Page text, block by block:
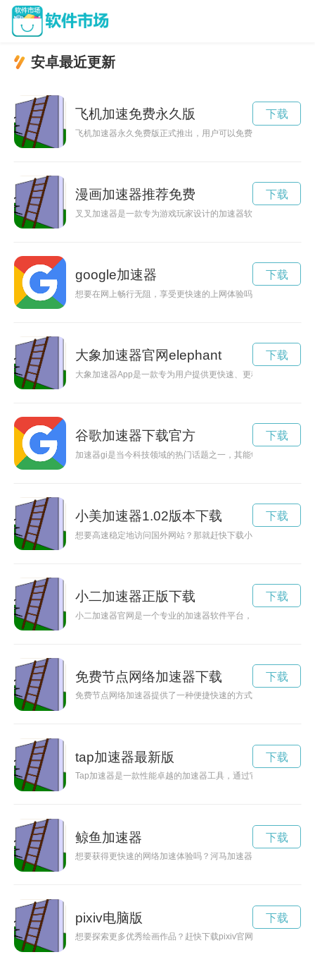
安卓最近更新
飞机加速免费永久版
飞机加速器永久免费版正式推出，用户可以免费享受飞行加速的
下载
漫画加速器推荐免费
叉叉加速器是一款专为游戏玩家设计的加速器软件，能够提供
下载
google加速器
想要在网上畅行无阻，享受更快速的上网体验吗？现在有一个
下载
大象加速器官网elephant
大象加速器App是一款专为用户提供更快速、更稳定网络连接
下载
谷歌加速器下载官方
加速器gi是当今科技领域的热门话题之一，其能够加速物质运
下载
小美加速器1.02版本下载
想要高速稳定地访问国外网站？那就赶快下载小美加速器吧！
下载
小二加速器正版下载
小二加速器官网是一个专业的加速器软件平台，为用户提供快速
下载
免费节点网络加速器下载
免费节点网络加速器提供了一种便捷快速的方式，让用户可以
下载
tap加速器最新版
Tap加速器是一款性能卓越的加速器工具，通过它可以加快网
下载
鲸鱼加速器
想要获得更快速的网络加速体验吗？河马加速器官网入口为您
下载
pixiv电脑版
想要探索更多优秀绘画作品？赶快下载pixiv官网应用，体验最新
下载